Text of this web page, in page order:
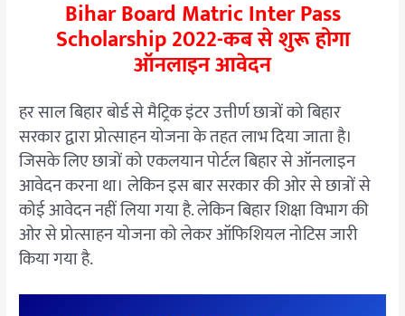
Bihar Board Matric Inter Pass
Scholarship 2022-कब से शुरू होगा
ऑनलाइन आवेदन
हर साल बिहार बोर्ड से मैट्रिक इंटर उत्तीर्ण छात्रों को बिहार
सरकार द्वारा प्रोत्साहन योजना के तहत लाभ दिया जाता है।
जिसके लिए छात्रों को एकलयान पोर्टल बिहार से ऑनलाइन
आवेदन करना था। लेकिन इस बार सरकार की ओर से छात्रों से
कोई आवेदन नहीं लिया गया है. लेकिन बिहार शिक्षा विभाग की
ओर से प्रोत्साहन योजना को लेकर ऑफिशियल नोटिस जारी
किया गया है.